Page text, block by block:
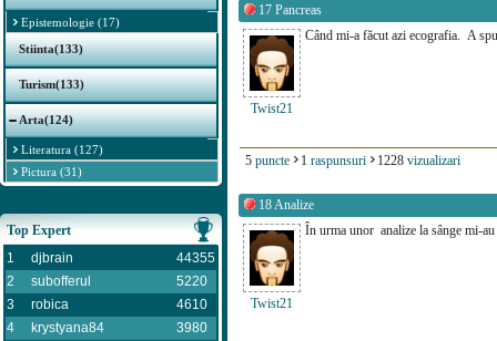
Epistemologie (17)
Stiinta(133)
Turism(133)
Arta(124)
Literatura (127)
Pictura (31)
Top Expert
1
djbrain
44355
2
subofferul
5220
3
robica
4610
4
krystyana84
3980
17 Pancreas
Twist21
Când mi-a făcut azi ecografia. A
5 puncte 1 raspunsuri 1228 vizualizari
18 Analize
Twist21
În urma unor analize la sânge mi-